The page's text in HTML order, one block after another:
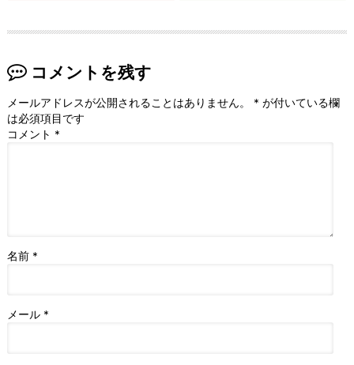
コメントを残す
メールアドレスが公開されることはありません。 * が付いている欄
は必須項目です
コメント *
名前 *
メール *